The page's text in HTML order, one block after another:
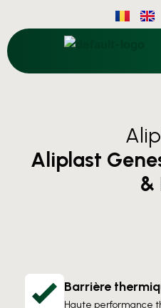
Aliplast
&
Barrière
Haute performance